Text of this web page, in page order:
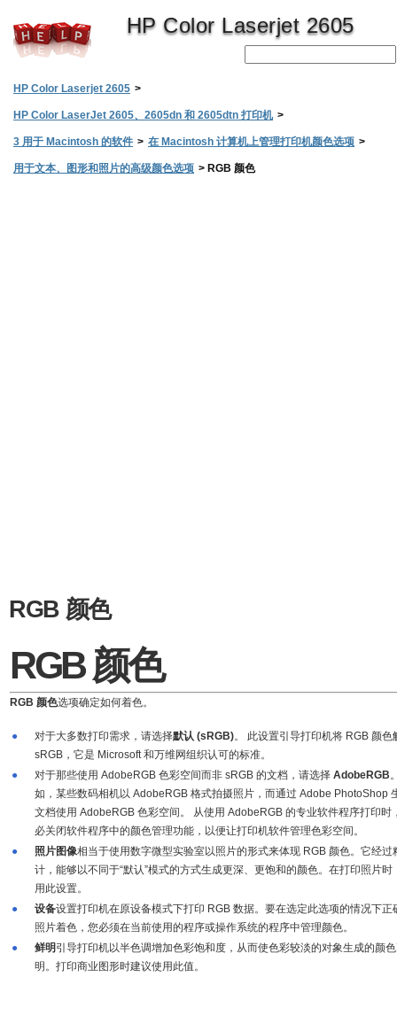
HP Color Laserjet 2605
HP Color Laserjet 2605 >
HP Color LaserJet 2605、2605dn 和 2605dtn 打印机 >
3 用于 Macintosh 的软件 > 在 Macintosh 计算机上管理打印机颜色选项 >
用于文本、图形和照片的高级颜色选项 > RGB 颜色
RGB 颜色
RGB 颜色
RGB 颜色选项确定如何着色。
● 对于大多数打印需求，请选择默认 (sRGB)。 此设置引导打印机将 RGB 颜色
sRGB，它是 Microsoft 和万维网组织认可的标准。
●
对于那些使用 AdobeRGB 色彩空间而非 sRGB 的文档，请选择AdobeRGB
如，某些数码相机以 AdobeRGB 格式拍摄照片，而通过 Adobe PhotoShop
文档使用 AdobeRGB 色彩空间。 从使用 AdobeRGB 的专业软件程序打印时
必关闭软件程序中的颜色管理功能，以便让打印机软件管理色彩空间。
●
照片图像相当于使用数字微型实验室以照片的形式来体现 RGB 颜色。它经过
计，能够以不同于“默认”模式的方式生成更深、更饱和的颜色。在打印照片时
用此设置。
●
设备设置打印机在原设备模式下打印 RGB 数据。要在选定此选项的情况下正
照片着色，您必须在当前使用的程序或操作系统的程序中管理颜色。
●
鲜明 引导打印机以半色调增加色彩饱和度，从而使色彩较淡的对象生成的颜
明。打印商业图形时建议使用此值。